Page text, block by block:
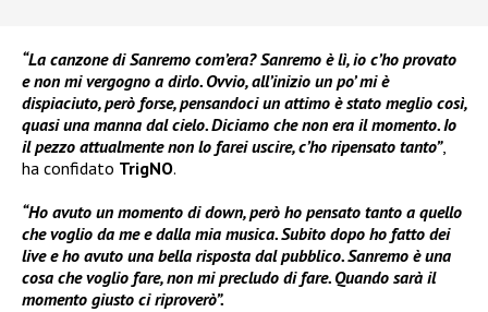
“La canzone di Sanremo com’era? Sanremo è lì, io c’ho provato
e non mi vergogno a dirlo. Ovvio, all’inizio un po’ mi è
dispiaciuto, però forse, pensandoci un attimo è stato meglio così,
quasi una manna dal cielo. Diciamo che non era il momento. Io
il pezzo attualmente non lo farei uscire, c’ho ripensato tanto”,
ha confidato TrigNO.
“Ho avuto un momento di down, però ho pensato tanto a quello
che voglio da me e dalla mia musica. Subito dopo ho fatto dei
live e ho avuto una bella risposta dal pubblico. Sanremo è una
cosa che voglio fare, non mi precludo di fare. Quando sarà il
momento giusto ci riproverò”.